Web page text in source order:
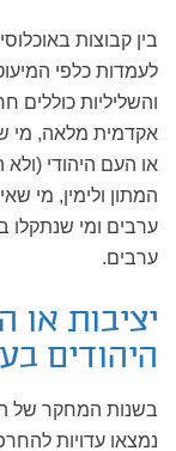
בין קבוצות
לעמדות כלפי
אקדמית מלאה, מי
או העם היהודי
המתון ולימין, מי
ערבים ומי שנתקלו
ערבים.
יציבות
היהודים
נמצאו עדויות